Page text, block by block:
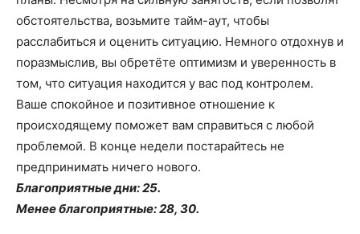
обстоятельства, возьмите тайм-аут, чтобы
расслабиться и оценить ситуацию. Немного отдохнув и
поразмыслив, вы обретёте оптимизм и уверенность в
том, что ситуация находится у вас под контролем.
Ваше спокойное и позитивное отношение к
происходящему поможет вам справиться с любой
проблемой. В конце недели постарайтесь не
предпринимать ничего нового.
Благоприятные дни: 25.
Менее благоприятные: 28, 30.